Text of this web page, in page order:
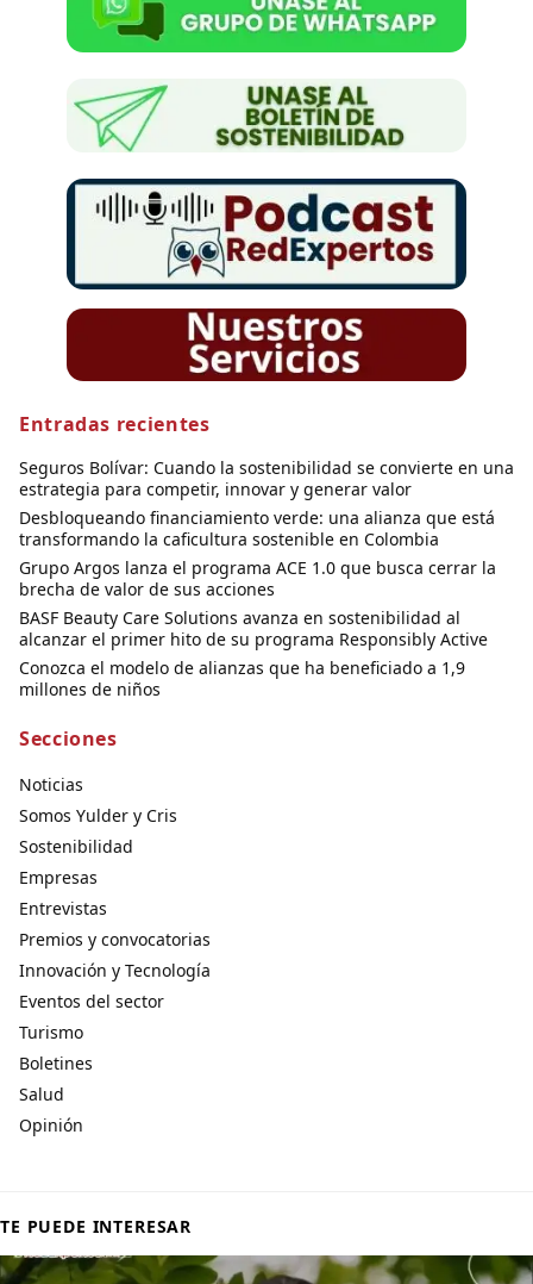
Entradas recientes
Seguros Bolívar: Cuando la sostenibilidad se convierte en una
estrategia para competir, innovar y generar valor
Desbloqueando financiamiento verde: una alianza que está
transformando la caficultura sostenible en Colombia
Grupo Argos lanza el programa ACE 1.0 que busca cerrar la
brecha de valor de sus acciones
BASF Beauty Care Solutions avanza en sostenibilidad al
alcanzar el primer hito de su programa Responsibly Active
Conozca el modelo de alianzas que ha beneficiado a 1,9
millones de niños
Secciones
Noticias
Somos Yulder y Cris
Sostenibilidad
Empresas
Entrevistas
Premios y convocatorias
Innovación y Tecnología
Eventos del sector
Turismo
Boletines
Salud
Opinión
TE PUEDE INTERESAR